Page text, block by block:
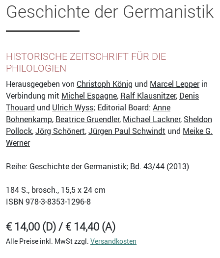
Geschichte der Germanistik
HISTORISCHE ZEITSCHRIFT FÜR DIE
PHILOLOGIEN
Herausgegeben von Christoph König und Marcel Lepperin
Verbindung mit Michel Espagne, Ralf Klausnitzer, Denis
Thouard und Ulrich Wyss; Editorial Board: Anne
Bohnenkamp, Beatrice Gruendler, Michael Lackner, Sheldon
Pollock,Jörg Schönert,Jürgen Paul Schwindt und Meike G.
Werner
Reihe: Geschichte der Germanistik; Bd. 43/44 (2013)
184 S., brosch., 15,5 x 24 cm
ISBN 978-3-8353-1296-8
€ 14,00 (D) / € 14,40 (A)
Alle Preise inkl. MwSt zzgl. Versandkosten